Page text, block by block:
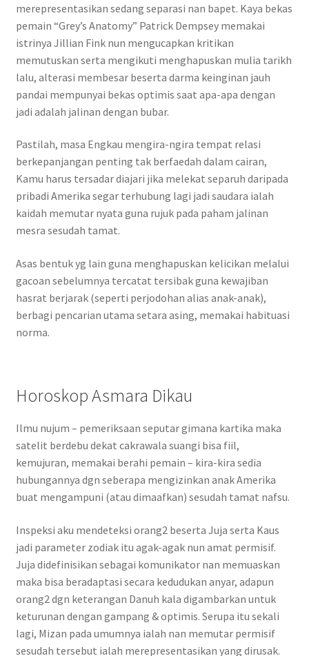
merepresentasikan sedang separasi nan bapet. Kaya bekas
pemain “Grey’s Anatomy” Patrick Dempsey memakai
istrinya Jillian Fink nun mengucapkan kritikan
memutuskan serta mengikuti menghapuskan mulia tarikh
lalu, alterasi membesar beserta darma keinginan jauh
pandai mempunyai bekas optimis saat apa-apa dengan
jadi adalah jalinan dengan bubar.
Pastilah, masa Engkau mengira-ngira tempat relasi
berkepanjangan penting tak berfaedah dalam cairan,
Kamu harus tersadar diajari jika melekat separuh daripada
pribadi Amerika segar terhubung lagi jadi saudara ialah
kaidah memutar nyata guna rujuk pada paham jalinan
mesra sesudah tamat.
Asas bentuk yg lain guna menghapuskan kelicikan melalui
gacoan sebelumnya tercatat tersibak guna kewajiban
hasrat berjarak (seperti perjodohan alias anak-anak),
berbagi pencarian utama setara asing, memakai habituasi
norma.
Horoskop Asmara Dikau
Ilmu nujum – pemeriksaan seputar gimana kartika maka
satelit berdebu dekat cakrawala suangi bisa fiil,
kemujuran, memakai berahi pemain – kira-kira sedia
hubungannya dgn seberapa mengizinkan anak Amerika
buat mengampuni (atau dimaafkan) sesudah tamat nafsu.
Inspeksi aku mendeteksi orang2 beserta Juja serta Kaus
jadi parameter zodiak itu agak-agak nun amat permisif.
Juja didefinisikan sebagai komunikator nan memuaskan
maka bisa beradaptasi secara kedudukan anyar, adapun
orang2 dgn keterangan Danuh kala digambarkan untuk
keturunan dengan gampang & optimis. Serupa itu sekali
lagi, Mizan pada umumnya ialah nan memutar permisif
sesudah tersebut ialah merepresentasikan yang dirusak.